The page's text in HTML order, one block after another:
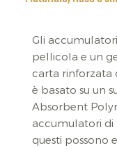
Gli
pellicola e un
carta rinforzata
è basato su un
Absorbent
accumulatori di
questi possono